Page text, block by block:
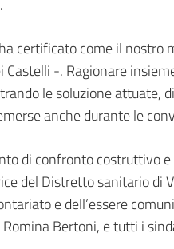
certificato come il
-. Ragionare
le soluzione attuate,
anche durante le
di confronto costruttivo
del Distretto sanitario di
e dell’essere
Bertoni, e tutti i